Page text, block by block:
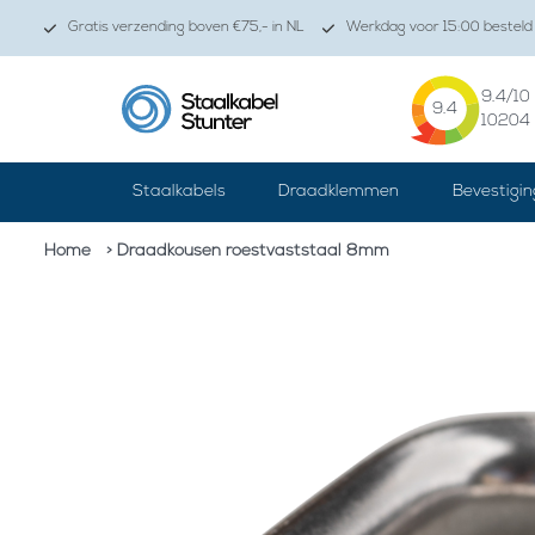
Gratis verzending boven €75,- in NL Werkdag voor 15:00
9.4
9.4/10
10204
Staalkabels Draadklemmen
Home > Draadkousen roestvaststaal 8mm